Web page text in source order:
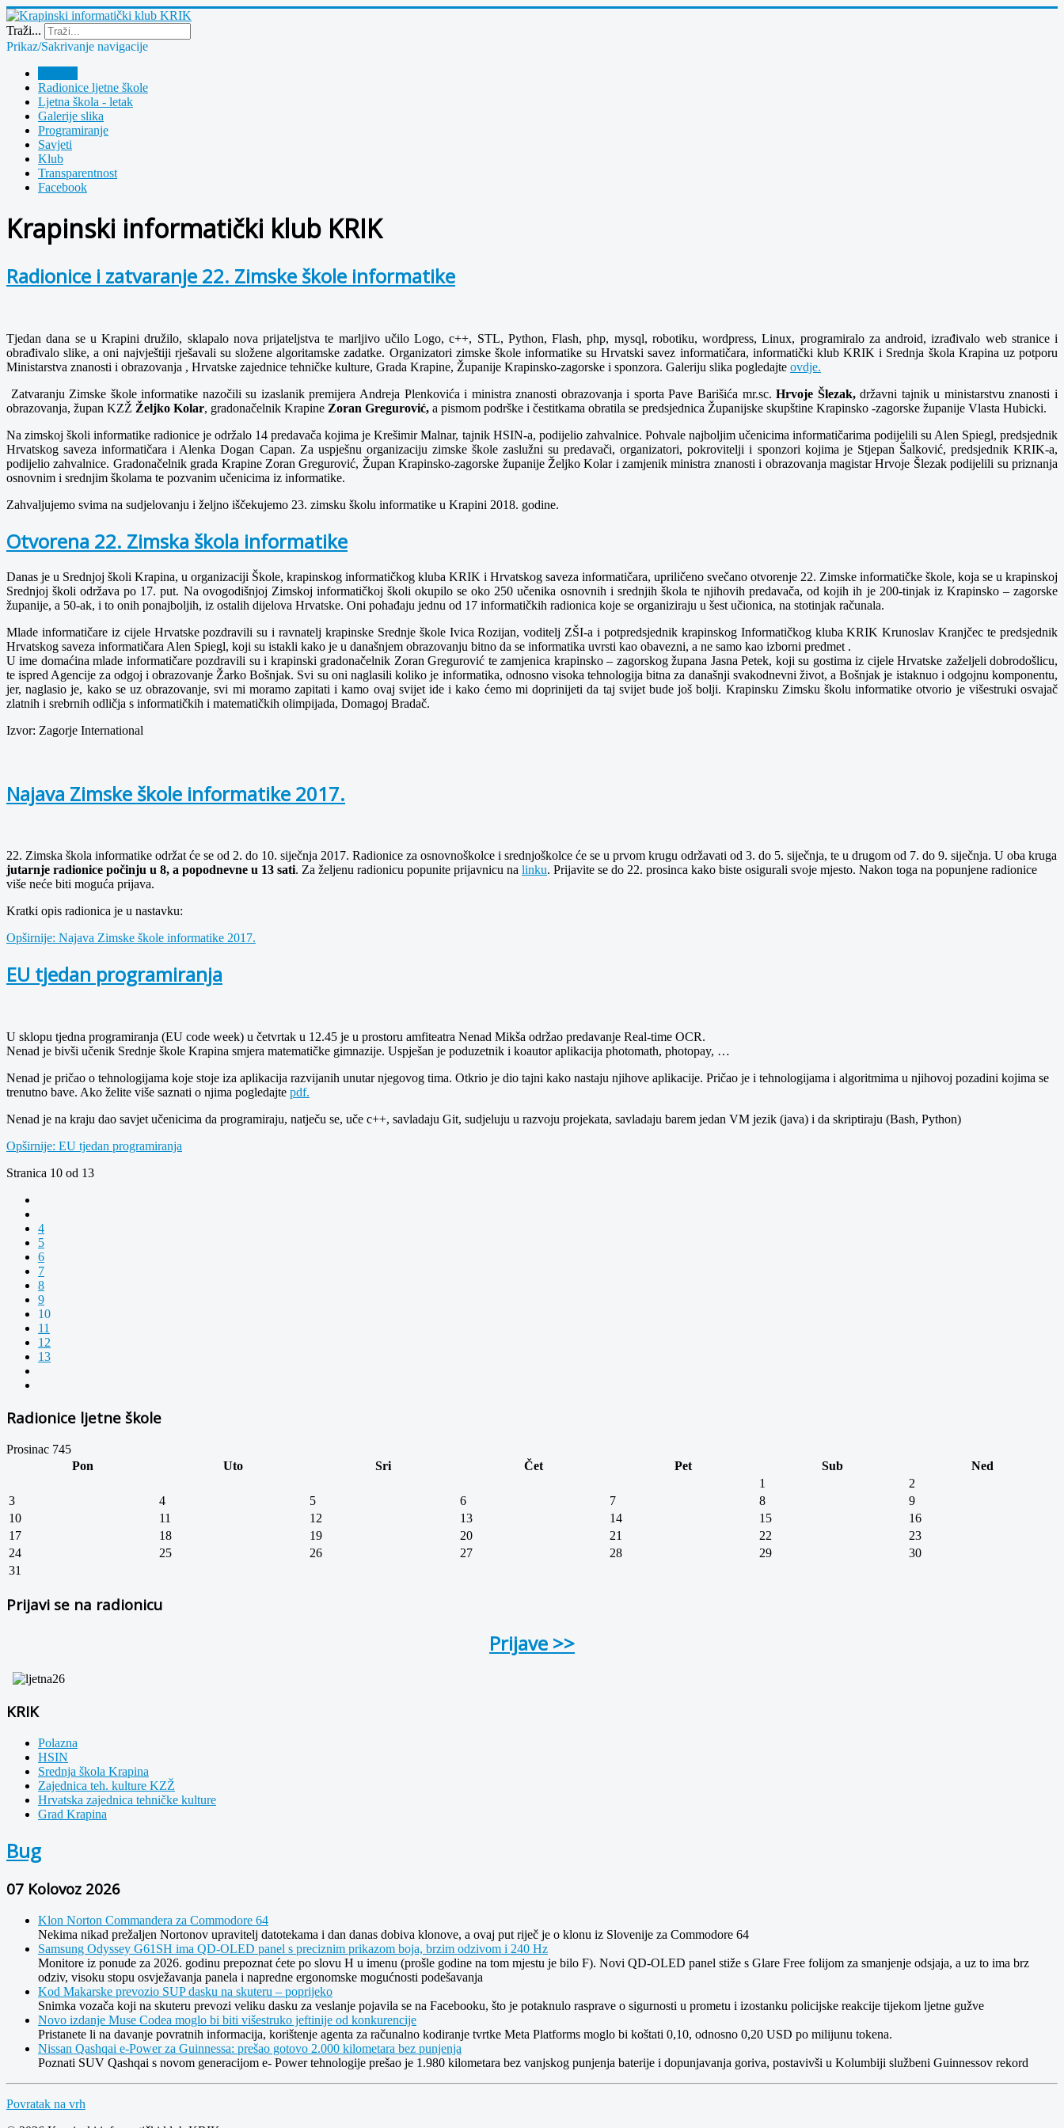
Traži...
Prikaz/Sakrivanje navigacije
Radionice ljetne škole
Ljetna škola - letak
Galerije slika
Programiranje
Savjeti
Klub
Transparentnost
Facebook
Krapinski informatički klub KRIK
Radionice i zatvaranje 22. Zimske škole informatike
Tjedan dana se u Krapini družilo, sklapalo nova prijateljstva te marljivo učilo Logo, c++, STL, Python, Flash, php, mysql, robotiku, wordpress, Linux, programiralo za android, izrađivalo web stranice i
obrađivalo slike, a oni najvještiji rješavali su složene algoritamske zadatke. Organizatori zimske škole informatike su Hrvatski savez informatičara, informatički klub KRIK i Srednja škola Krapina uz potporu
Ministarstva znanosti i obrazovanja , Hrvatske zajednice tehničke kulture, Grada Krapine, Županije Krapinsko-zagorske i sponzora. Galeriju slika pogledajte ovdje.
Zatvaranju Zimske škole informatike nazočili su izaslanik premijera Andreja Plenkovića i ministra znanosti obrazovanja i sporta Pave Barišića mr.sc. Hrvoje Šlezak,državni tajnik u ministarstvu znanosti i
obrazovanja, župan KZŽ Željko Kolar, gradonačelnik Krapine Zoran Gregurović, a pismom podrške i čestitkama obratila se predsjednica Županijske skupštine Krapinsko -zagorske županije Vlasta Hubicki.
Na zimskoj školi informatike radionice je održalo 14 predavača kojima je Krešimir Malnar, tajnik HSIN-a, podijelio zahvalnice. Pohvale najboljim učenicima informatičarima podijelili su Alen Spiegl, predsjednik
Hrvatskog saveza informatičara i Alenka Dogan Capan. Za uspješnu organizaciju zimske škole zaslužni su predavači, organizatori, pokrovitelji i sponzori kojima je Stjepan Šalković, predsjednik KRIK-a,
podijelio zahvalnice. Gradonačelnik grada Krapine Zoran Gregurović, Župan Krapinsko-zagorske županije Željko Kolar i zamjenik ministra znanosti i obrazovanja magistar Hrvoje Šlezak podijelili su priznanja
osnovnim i srednjim školama te pozvanim učenicima iz informatike.
Zahvaljujemo svima na sudjelovanju i željno iščekujemo 23. zimsku školu informatike u Krapini 2018. godine.
Otvorena 22. Zimska škola informatike
Danas je u Srednjoj školi Krapina, u organizaciji Škole, krapinskog informatičkog kluba KRIK i Hrvatskog saveza informatičara, upriličeno svečano otvorenje 22. Zimske informatičke škole, koja se u krapinskoj
Srednjoj školi održava po 17. put. Na ovogodišnjoj Zimskoj informatičkoj školi okupilo se oko 250 učenika osnovnih i srednjih škola te njihovih predavača, od kojih ih je 200-tinjak iz Krapinsko – zagorske
županije, a 50-ak, i to onih ponajboljih, iz ostalih dijelova Hrvatske. Oni pohađaju jednu od 17 informatičkih radionica koje se organiziraju u šest učionica, na stotinjak računala.
Mlade informatičare iz cijele Hrvatske pozdravili su i ravnatelj krapinske Srednje škole Ivica Rozijan, voditelj ZŠI-a i potpredsjednik krapinskog Informatičkog kluba KRIK Krunoslav Kranjčec te predsjednik
Hrvatskog saveza informatičara Alen Spiegl, koji su istakli kako je u današnjem obrazovanju bitno da se informatika uvrsti kao obavezni, a ne samo kao izborni predmet .
U ime domaćina mlade informatičare pozdravili su i krapinski gradonačelnik Zoran Gregurović te zamjenica krapinsko – zagorskog župana Jasna Petek, koji su gostima iz cijele Hrvatske zaželjeli dobrodošlicu,
te ispred Agencije za odgoj i obrazovanje Žarko Bošnjak. Svi su oni naglasili koliko je informatika, odnosno visoka tehnologija bitna za današnji svakodnevni život, a Bošnjak je istaknuo i odgojnu komponentu,
jer, naglasio je, kako se uz obrazovanje, svi mi moramo zapitati i kamo ovaj svijet ide i kako ćemo mi doprinijeti da taj svijet bude još bolji. Krapinsku Zimsku školu informatike otvorio je višestruki osvajač
zlatnih i srebrnih odličja s informatičkih i matematičkih olimpijada, Domagoj Bradač.
Izvor: Zagorje International
Najava Zimske škole informatike 2017.
22. Zimska škola informatike održat će se od 2. do 10. siječnja 2017. Radionice za osnovnoškolce i srednjoškolce će se u prvom krugu održavati od 3. do 5. siječnja, te u drugom od 7. do 9. siječnja. U oba kruga
jutarnje radionice počinju u 8, a popodnevne u 13 sati. Za željenu radionicu popunite prijavnicu na linku. Prijavite se do 22. prosinca kako biste osigurali svoje mjesto. Nakon toga na popunjene radionice
više neće biti moguća prijava.
Kratki opis radionica je u nastavku:
Opširnije: Najava Zimske škole informatike 2017.
EU tjedan programiranja
U sklopu tjedna programiranja (EU code week) u četvrtak u 12.45 je u prostoru amfiteatra Nenad Mikša održao predavanje Real-time OCR.
Nenad je bivši učenik Srednje škole Krapina smjera matematičke gimnazije. Uspješan je poduzetnik i koautor aplikacija photomath, photopay, …
Nenad je pričao o tehnologijama koje stoje iza aplikacija razvijanih unutar njegovog tima. Otkrio je dio tajni kako nastaju njihove aplikacije. Pričao je i tehnologijama i algoritmima u njihovoj pozadini kojima se
trenutno bave. Ako želite više saznati o njima pogledajte pdf.
Nenad je na kraju dao savjet učenicima da programiraju, natječu se, uče c++, savladaju Git, sudjeluju u razvoju projekata, savladaju barem jedan VM jezik (java) i da skriptiraju (Bash, Python)
Opširnije: EU tjedan programiranja
Stranica 10 od 13
4
5
6
7
8
9
10
11
12
13
Radionice ljetne škole
Year
Month
Year
Month
Prosinac 745
Pon
Uto Sri Čet Pet Sub
Ned
1
2
3
4 5 6 7 8
9
10
11 12 13 14 15
16
17
18 19 20 21 22
23
24
25 26 27 28 29
30
31
Prijavi se na radionicu
Prijave >>
KRIK
Polazna
HSIN
Srednja škola Krapina
Zajednica teh. kulture KZŽ
Hrvatska zajednica tehničke kulture
Grad Krapina
Bug
07 Kolovoz 2026
Klon Norton Commandera za Commodore 64
Nekima nikad prežaljen Nortonov upravitelj datotekama i dan danas dobiva klonove, a ovaj put riječ je o klonu iz Slovenije za Commodore 64
Samsung Odyssey G61SH ima QD-OLED panel s preciznim prikazom boja, brzim odzivom i 240 Hz
Monitore iz ponude za 2026. godinu prepoznat ćete po slovu H u imenu (prošle godine na tom mjestu je bilo F). Novi QD-OLED panel stiže s Glare Free folijom za smanjenje odsjaja, a uz to ima brz
odziv, visoku stopu osvježavanja panela i napredne ergonomske mogućnosti podešavanja
Kod Makarske prevozio SUP dasku na skuteru – poprijeko
Snimka vozača koji na skuteru prevozi veliku dasku za veslanje pojavila se na Facebooku, što je potaknulo rasprave o sigurnosti u prometu i izostanku policijske reakcije tijekom ljetne gužve
Novo izdanje Muse Codea moglo bi biti višestruko jeftinije od konkurencije
Pristanete li na davanje povratnih informacija, korištenje agenta za računalno kodiranje tvrtke Meta Platforms moglo bi koštati 0,10, odnosno 0,20 USD po milijunu tokena.
Nissan Qashqai e-Power za Guinnessa: prešao gotovo 2.000 kilometara bez punjenja
Poznati SUV Qashqai s novom generacijom e- Power tehnologije prešao je 1.980 kilometara bez vanjskog punjenja baterije i dopunjavanja goriva, postavivši u Kolumbiji službeni Guinnessov rekord
Povratak na vrh